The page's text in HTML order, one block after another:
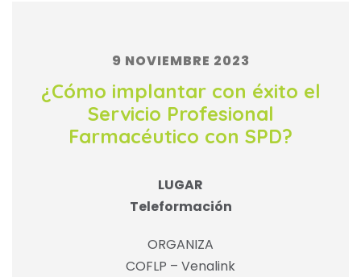
9 NOVIEMBRE 2023
¿Cómo implantar con éxito el
Servicio Profesional
Farmacéutico con SPD?
LUGAR
Teleformación
ORGANIZA
COFLP – Venalink